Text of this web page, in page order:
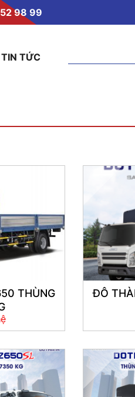
98 99
TIN TỨC
kiếm:
THÙNG
ĐÔ